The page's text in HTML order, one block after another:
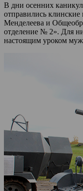
В дни осенних
отправились
Менделеева и
отделение № 2». Для
настоящим уроком